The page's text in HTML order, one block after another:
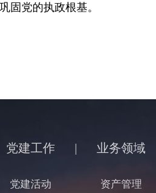
固党的执政根基。
党建工作
党建活动
| 业务领域
资产管理